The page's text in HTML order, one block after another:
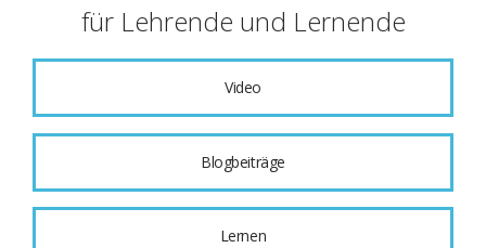
für Lehrende und Lernende
Video
Blogbeiträge
Lernen